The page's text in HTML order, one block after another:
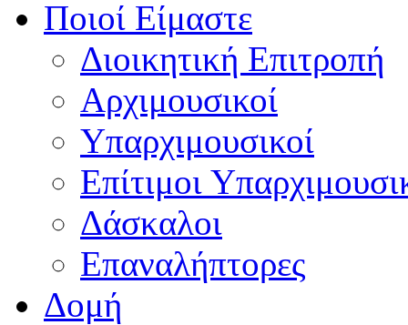
Ποιοί Είμαστε
Διοικητική Επιτροπή
Aρχιμουσικοί
Υπαρχιμουσικοί
Επίτιμοι
Δάσκαλοι
Επαναλήπτορες
Δομή